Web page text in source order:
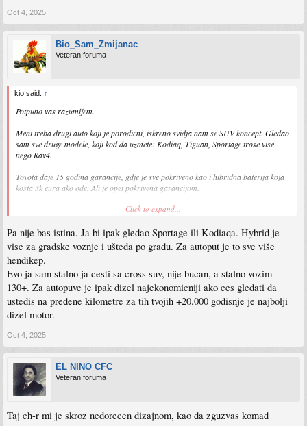
Oct 4, 2025
Bio_Sam_Zmijanac
Veteran foruma
kio said: ↑
Potpuno vas razumijem.
Meni treba drugi auto koji je porodicni, iskreno svidja nam se SUV koncept. Gledao
sam sve druge modele, koji kod da uzmete: Kodiaq, Tiguan, Sportage trose vise
nego Rav4.
Toyota daje 15 godina garancije, gdje je sve pokriveno kao i hibridna baterija koja
kosta 3k eura ako ode. Ali je opet pokrivena garancijom.
Moze otići ako je ventilacija zadnjeg sjedista blokirana pa se pregrijava.
Kada pogledas Kiju i njenu garanciju, ne moze se porediti.
Ako putujete po Autobahn vecina SUV se voze oko 100 - 120 km/h. Jednostavno
takava je aerodinamika. Gdje poslije dolazi i buka do izrazaja. Vjerujte da niko ne
vozi brze. Jedino sluzbena auta
Druge opcije su Coroll Cross, ali tek dolazi na trziste i preskupa je u odnosu na
Rav4.
Toyota Corolla GS bi bio moj izbor sa potrosnjom od 4ltr, ali trebam da je
testiram. Kada sjednes izgleda premala, i iskreno prenisko auto, i zatvoreno. Ne
mogu naci model sa svijetlom unutrasnjosti.
Hajmo reci da trenutno imam 400km sedmicno auto puta i 100km gradske i
prigradska voznje.
km, i ima softwerski i dizajnerski gresaka.
Click to expand...
Pa nije bas istina. Ja bi ipak gledao Sportage ili Kodiaqa. Hybrid je
vise za gradske voznje i ušteda po gradu. Za autoput je to sve više
hendikep.
Evo ja sam stalno ja cesti sa cross suv, nije bucan, a stalno vozim
130+. Za autopuve je ipak dizel najekonomicniji ako ces gledati da
ustedis na pređene kilometre za tih tvojih +20.000 godisnje je najbolji
dizel motor.
Oct 4, 2025
EL NINO CFC
Veteran foruma
Taj ch-r mi je skroz nedorecen dizajnom, kao da zguzvas komad